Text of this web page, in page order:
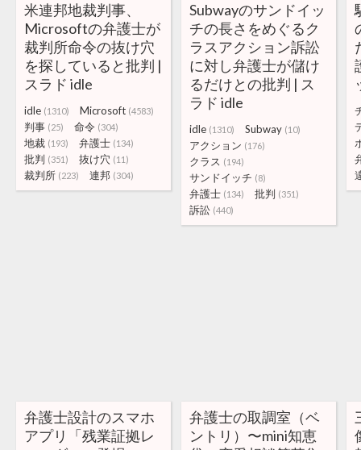
米連邦地裁判事、
Microsoftの弁護士が
裁判所命令の抜け穴
を探していると批判 |
スラド idle
idle (1310) Microsoft (4583)
判事 (25) 命令 (304)
地裁 (193) 弁護士 (134)
批判 (351) 抜け穴 (11)
裁判所 (223) 連邦 (304)
Subwayのサンドイッ
チの長さをめぐるク
ラスアクション訴訟
に対し弁護士が儲け
るだけとの批判 | ス
ラド idle
idle (1310) Subway (10)
アクション (176)
クラス (194)
サンドイッチ (8)
弁護士 (134) 批判 (351)
訴訟 (440)
弁護士設計のスマホ
アプリ「残業証拠レ
弁護士の取調室（ベ
ントリ）〜mini知恵